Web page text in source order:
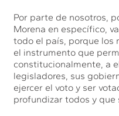
Por parte de nosotros,
Morena en específico,
todo el país, porque los
el instrumento que
constitucionalmente, a
legisladores, sus
ejercer el voto y ser
profundizar todos y que